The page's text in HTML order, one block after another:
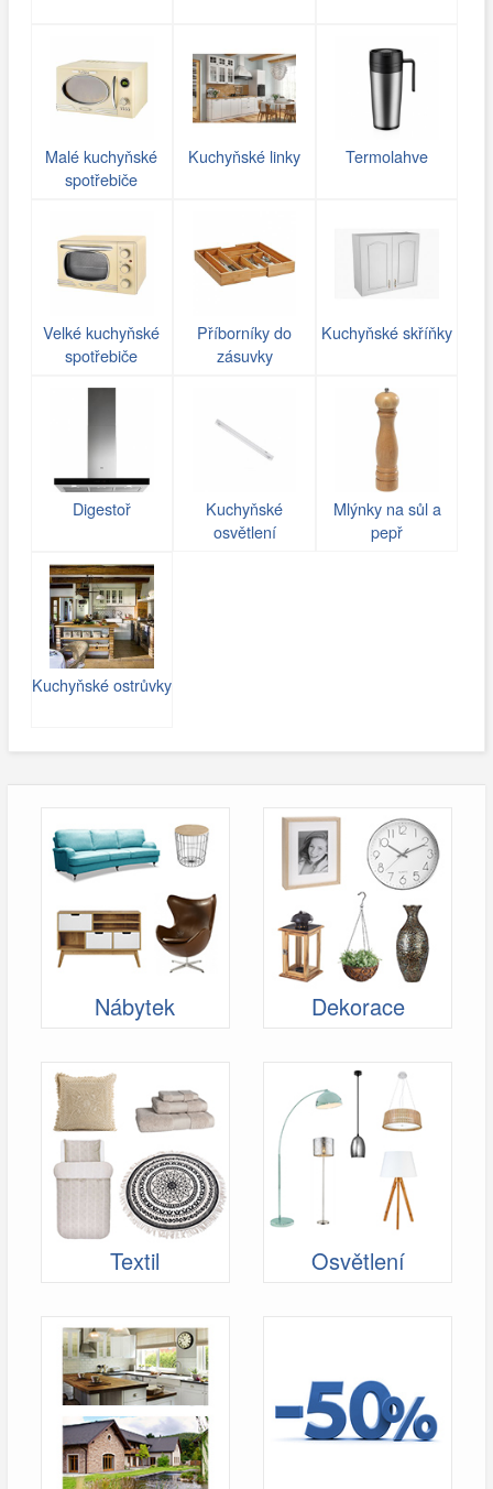
Malé kuchyňské
spotřebiče
Kuchyňské linky Termolahve
Velké kuchyňské
spotřebiče
Příborníky do
zásuvky
Kuchyňské skříňky
Digestoř
Kuchyňské
osvětlení
Mlýnky na sůl a
pepř
Kuchyňské ostrůvky
Nábytek Dekorace
Textil Osvětlení